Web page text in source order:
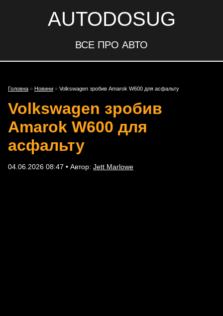
AUTODOSUG
ВСЕ ПРО АВТО
Головна » Новини » Volkswagen зробив Amarok W600 для асфальту
Volkswagen зробив
Amarok W600 для
асфальту
04.06.2026 08:47 • Автор: Jett Marlowe